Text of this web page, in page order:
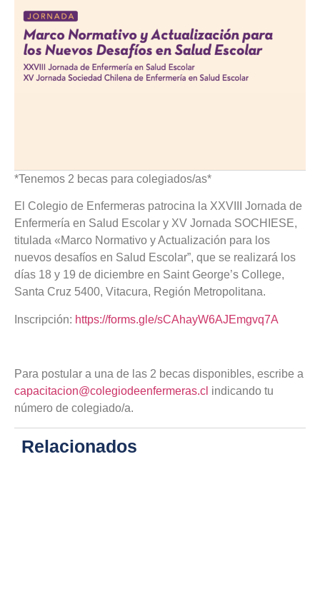
*Tenemos 2 becas para colegiados/as*
El Colegio de Enfermeras patrocina la XXVIII Jornada de
Enfermería en Salud Escolar y XV Jornada SOCHIESE,
titulada «Marco Normativo y Actualización para los
nuevos desafíos en Salud Escolar”, que se realizará los
días 18 y 19 de diciembre en Saint George’s College,
Santa Cruz 5400, Vitacura, Región Metropolitana.
Inscripción: https://forms.gle/sCAhayW6AJEmgvq7A
Para postular a una de las 2 becas disponibles, escribe a
capacitacion@colegiodeenfermeras.cl indicando tu
número de colegiado/a.
Relacionados